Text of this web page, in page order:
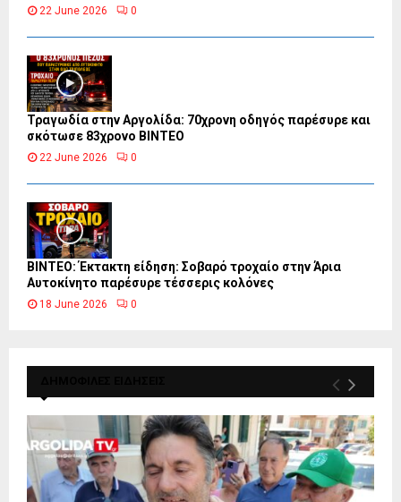
22 June 2026 0
Τραγωδία στην Αργολίδα: 70χρονη οδηγός παρέσυρε και
σκότωσε 83χρονο ΒΙΝΤΕΟ
22 June 2026 0
ΒΙΝΤΕΟ: Έκτακτη είδηση: Σοβαρό τροχαίο στην Άρια
Αυτοκίνητο παρέσυρε τέσσερις κολόνες
18 June 2026 0